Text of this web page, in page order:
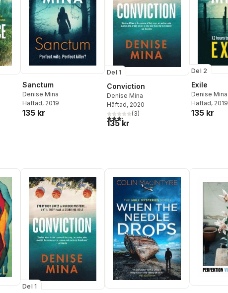
Sanctum
Denise Mina
Häftad, 2019
135 kr
Del 1
Conviction
Denise Mina
Häftad, 2020
3,3utav 5 stjärnor. Totalt antal röster:
(3)
135 kr
Del 2
Exile
Denise Mina
Häftad, 2019
135 kr
Del 1